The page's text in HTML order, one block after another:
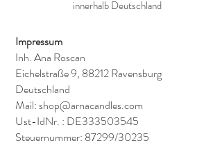
innerhalb Deutschland
Impressum
Inh. Ana Roscan
Eichelstraße 9, 88212 Ravensburg
Deutschland
Mail: shop@arnacandles.com
Ust-IdNr. : DE333503545
Steuernummer: 87299/30235